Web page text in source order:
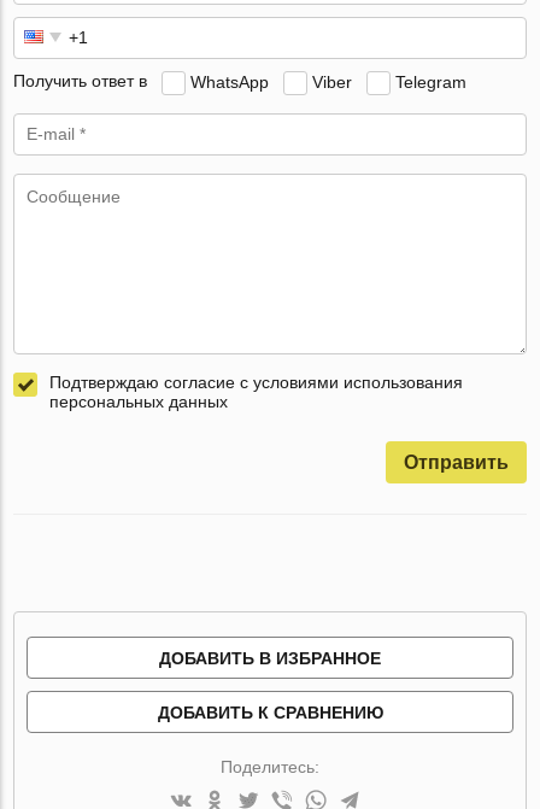
Получить ответ в WhatsApp Viber Telegram
Подтверждаю согласие с условиями использования
персональных данных
Отправить
ДОБАВИТЬ В ИЗБРАННОЕ
ДОБАВИТЬ К СРАВНЕНИЮ
Поделитесь: